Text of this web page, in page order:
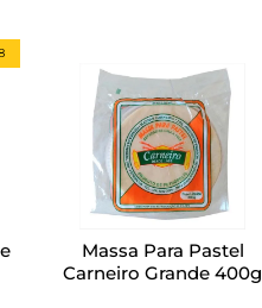
Massa Para Pastel
Carneiro Grande 400g
º
detergente
º